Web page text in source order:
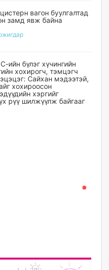
вагон буулгалтад
замд явж байна
ийн бүлэг хүчингийн
хохирогч, тэмцэгч
Сайхан мэдээтэй,
хохироосон
хэргийг
рүү шилжүүлж байгааг